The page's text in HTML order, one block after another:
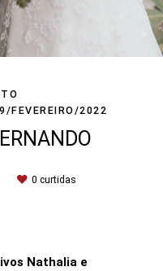
FEVEREIRO/2022
0 curtidas
Nathalia e